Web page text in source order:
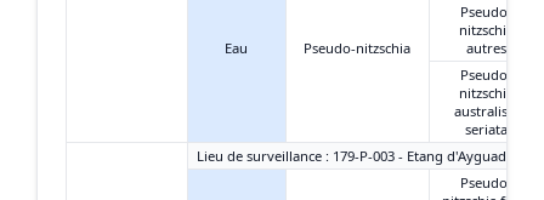
Eau Pseudo-nitzschia
Pseudo-
nitzschia
autres
Pseudo-
nitzschia
australis +
seriata
Lieu de surveillance : 179-P-003 - Etang d'Ayguades -
Pseudo-